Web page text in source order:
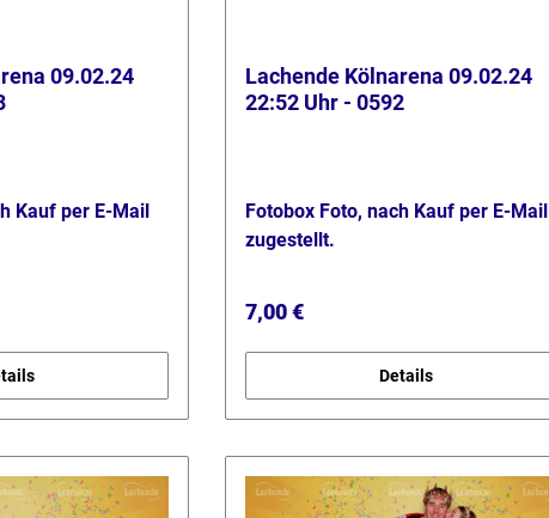
09.02.24
Kauf per E-Mail
Lachende Kölnarena 09.02.24
22:52 Uhr - 0592
Fotobox Foto, nach Kauf per E-Mail
zugestellt.
Regulärer Preis:
7,00 €
Details